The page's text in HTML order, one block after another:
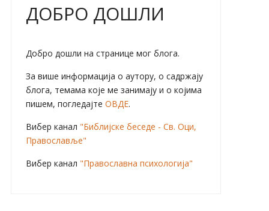
ДОБРО ДОШЛИ
Добро дошли на странице мог блога.
За више информација о аутору, о садржају
блога, темама које ме занимају и о којима
пишем, погледајте ОВДЕ.
Вибер канал "Библијске беседе - Св. Оци,
Православље"
Вибер канал "Православна психологија"